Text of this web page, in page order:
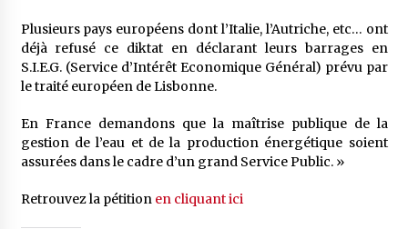
Plusieurs pays européens dont l’Italie, l’Autriche, etc… ont
déjà refusé ce diktat en déclarant leurs barrages en
S.I.E.G. (Service d’Intérêt Economique Général) prévu par
le traité européen de Lisbonne.
En France demandons que la maîtrise publique de la
gestion de l’eau et de la production énergétique soient
assurées dans le cadre d’un grand Service Public. »
Retrouvez la pétition en cliquant ici